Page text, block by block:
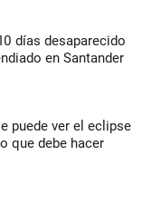
días desaparecido
en Santander
puede ver el eclipse
que debe hacer